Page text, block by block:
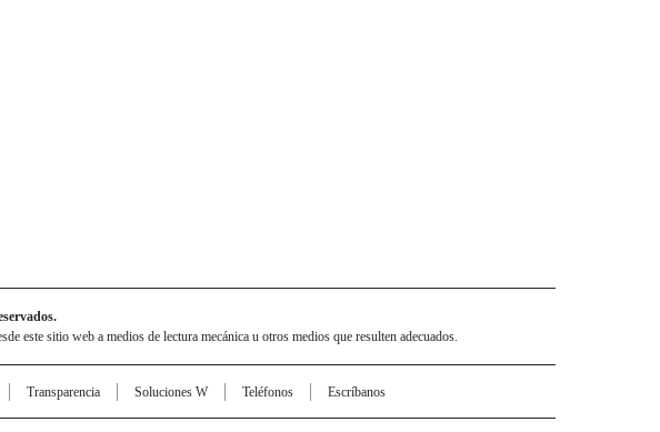
este sitio web a medios de lectura mecánica u otros medios que resulten adecuados.
Transparencia Soluciones W Teléfonos Escríbanos